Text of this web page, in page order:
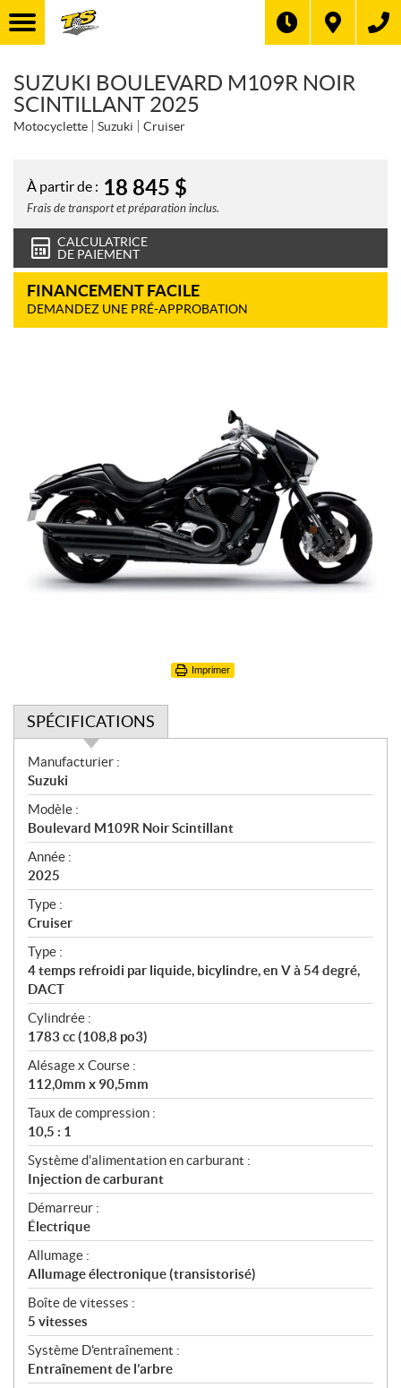
SUZUKI BOULEVARD M109R NOIR
SCINTILLANT 2025
Motocyclette Suzuki Cruiser
À partir de : 18 845 $
Frais de transport et préparation inclus.
CALCULATRICE
DE PAIEMENT
FINANCEMENT FACILE
DEMANDEZ UNE PRÉ-APPROBATION
Imprimer
SPÉCIFICATIONS
S
p
é
c
i
f
i
c
a
t
i
o
n
s
Manufacturier :
Suzuki
Modèle :
Boulevard M109R Noir Scintillant
Année :
2025
Type :
Cruiser
Type :
4 temps refroidi par liquide, bicylindre, en V à 54 degré,
DACT
Cylindrée :
1783 cc (108,8 po3)
Alésage x Course :
112,0mm x 90,5mm
Taux de compression :
10,5 : 1
Système d'alimentation en carburant :
Injection de carburant
Démarreur :
Électrique
Allumage :
Allumage électronique (transistorisé)
Boîte de vitesses :
5 vitesses
Système D'entraînement :
Entraînement de l’arbre